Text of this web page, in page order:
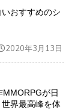
いおすすめのシ
2020年3月13日
MMORPGが日
界最高峰を体